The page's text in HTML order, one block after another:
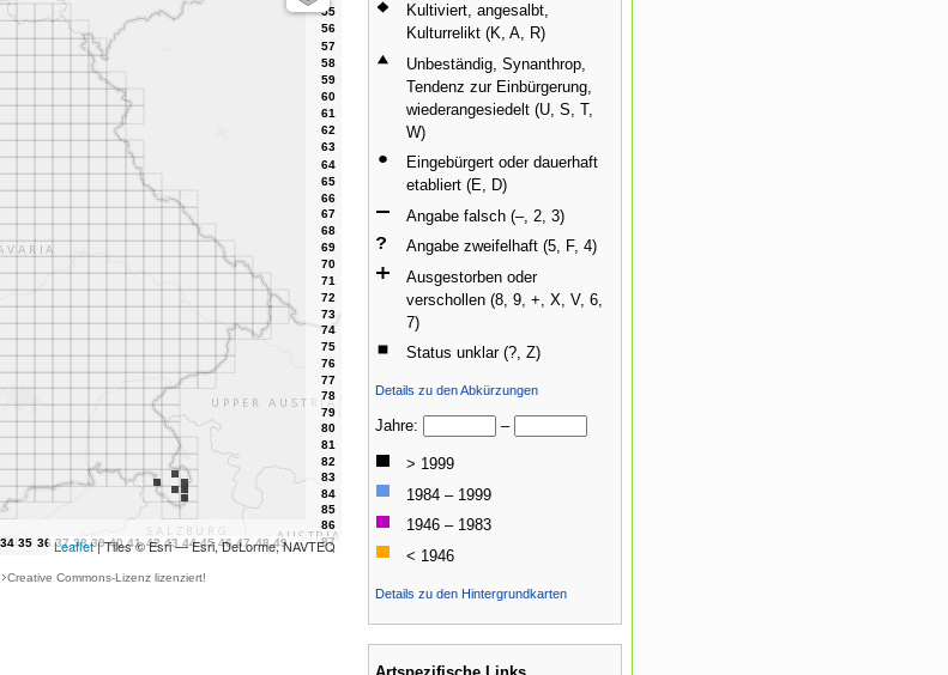
Leaflet| Tiles © Esri — Esri, DeLorme, NAVTEQ
Creative Commons-Lizenz lizenziert!
Kultiviert, angesalbt,
Kulturrelikt (K, A, R)
Unbeständig, Synanthrop,
Tendenz zur Einbürgerung,
wiederangesiedelt (U, S, T,
W)
Eingebürgert oder dauerhaft
etabliert (E, D)
Angabe falsch (–, 2, 3)
Angabe zweifelhaft (5, F, 4)
Ausgestorben oder
verschollen (8, 9, +, X, V, 6,
7)
Status unklar (?, Z)
Details zu den Abkürzungen
Jahre: –
> 1999
1984 – 1999
1946 – 1983
< 1946
Details zu den Hintergrundkarten